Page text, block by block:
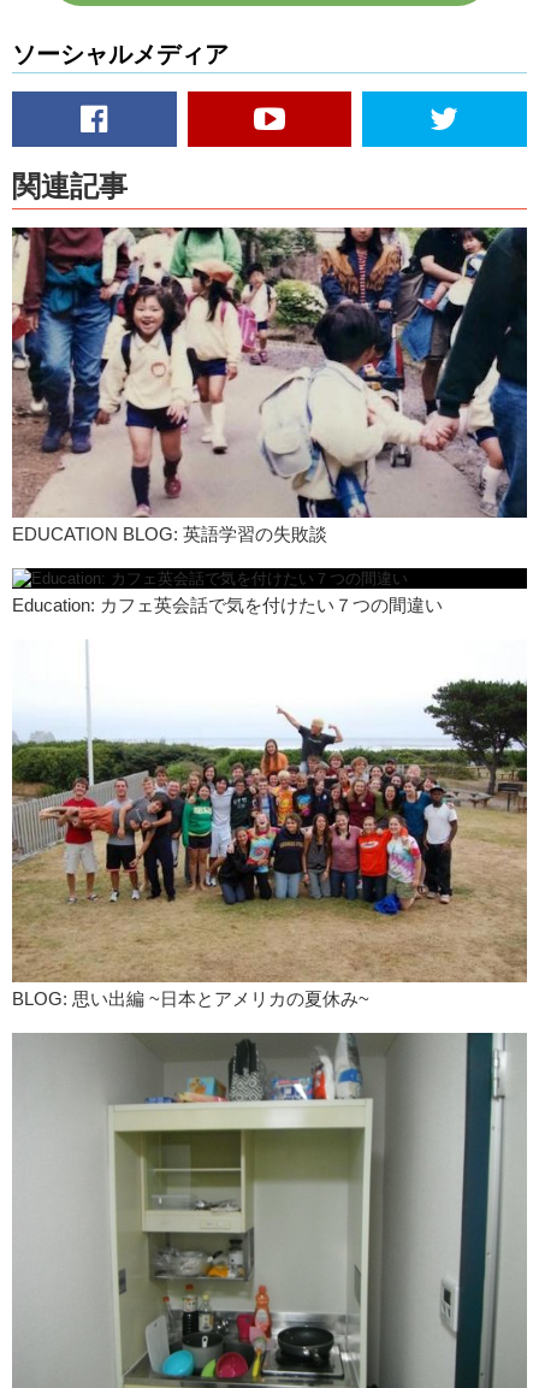
ソーシャルメディア
関連記事
EDUCATION BLOG: 英語学習の失敗談
Education: カフェ英会話で気を付けたい７つの間違い
BLOG: 思い出編 ~日本とアメリカの夏休み~